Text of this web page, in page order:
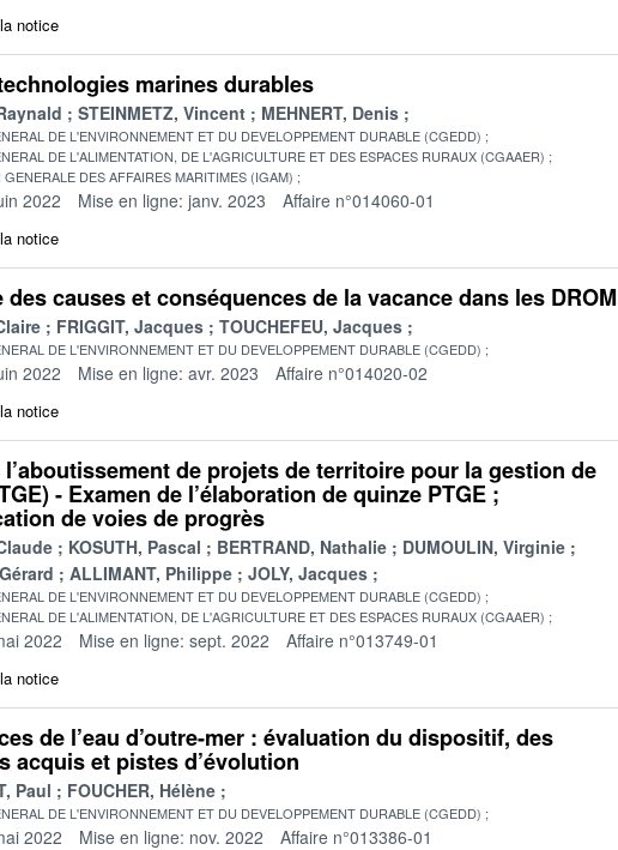
notice
marines durables
STEINMETZ, Vincent MEHNERT, Denis
DE L'ENVIRONNEMENT ET DU DEVELOPPEMENT DURABLE (CGEDD)
DE L'ALIMENTATION, DE L'AGRICULTURE ET DES ESPACES RURAUX (CGAAER)
DES AFFAIRES MARITIMES (IGAM)
2022 Mise en ligne: janv. 2023 Affaire n°014060-01
notice
des causes et conséquences de la vacance dans les DROM
FRIGGIT, Jacques TOUCHEFEU, Jacques
DE L'ENVIRONNEMENT ET DU DEVELOPPEMENT DURABLE (CGEDD)
2022 Mise en ligne: avr. 2023 Affaire n°014020-02
notice
de projets de territoire pour la gestion de
- Examen de l’élaboration de quinze PTGE ;
de voies de progrès
KOSUTH, Pascal BERTRAND, Nathalie
DUMOULIN, Virginie
ALLIMANT, Philippe JOLY, Jacques
DE L'ENVIRONNEMENT ET DU DEVELOPPEMENT DURABLE (CGEDD)
DE L'ALIMENTATION, DE L'AGRICULTURE ET DES ESPACES RURAUX (CGAAER)
2022 Mise en ligne: sept. 2022 Affaire n°013749-01
notice
de l’eau d’outre-mer : évaluation du dispositif, des
acquis et pistes d’évolution
Paul FOUCHER, Hélène
DE L'ENVIRONNEMENT ET DU DEVELOPPEMENT DURABLE (CGEDD)
2022 Mise en ligne: nov. 2022 Affaire n°013386-01